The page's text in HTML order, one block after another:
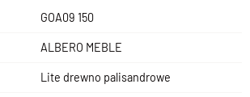
GOA09 150
ALBERO MEBLE
Lite drewno palisandrowe